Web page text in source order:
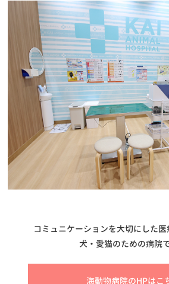
コミュニケーションを大切にした
犬・愛猫のための病院で
海動物病院のHPはこ